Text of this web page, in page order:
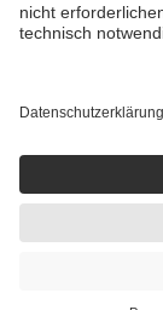
• Harn- und
getroffen, um
https://
Einige Bilder und